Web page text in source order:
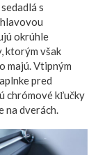
s
okrúhle
ktorým však
majú. Vtipným
pred
chrómové kľučky
na dverách.